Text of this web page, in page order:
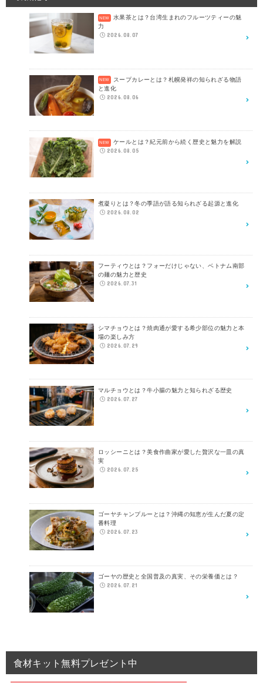
水果茶とは？台湾生まれのフルーツティーの魅
力
2026.08.07
スープカレーとは？札幌発祥の知られざる物語
と進化
2026.08.06
ケールとは？紀元前から続く歴史と魅力を解説
2026.08.05
煮凝りとは？冬の季語が語る知られざる起源と進化
2026.08.02
フーティウとは？フォーだけじゃない、ベトナム南部
の麺の魅力と歴史
2026.07.31
シマチョウとは？焼肉通が愛する希少部位の魅力と本
場の楽しみ方
2026.07.29
マルチョウとは？牛小腸の魅力と知られざる歴史
2026.07.27
ロッシーニとは？美食作曲家が愛した贅沢な一皿の真
実
2026.07.25
ゴーヤチャンプルーとは？沖縄の知恵が生んだ夏の定
番料理
2026.07.23
ゴーヤの歴史と全国普及の真実、その栄養価とは？
2026.07.21
食材キット無料プレゼント中